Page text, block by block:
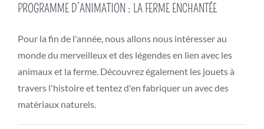
PROGRAMME D’ANIMATION : LA FERME ENCHANTÉE
Pour la fin de l'année, nous allons nous intéresser au
monde du merveilleux et des légendes en lien avec les
animaux et la ferme. Découvrez également les jouets à
travers l'histoire et tentez d'en fabriquer un avec des
matériaux naturels.